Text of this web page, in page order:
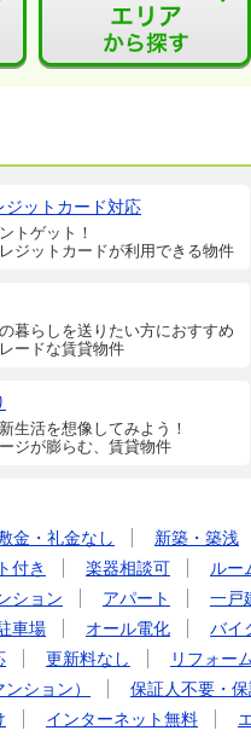
ジットカード対応
トゲット！
ジットカードが利用できる物件
暮らしを送りたい方におすすめ
ードな賃貸物件
生活を想像してみよう！
ジが膨らむ、賃貸物件
金・礼金なし 新築・築浅
付き 楽器相談可 ルー
ション アパート 一戸
車場 オール電化 バイ
更新料なし
リフォー
ション）
保証人不要・
インターネット無料